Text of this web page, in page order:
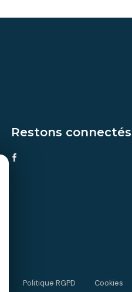
Restons connectés
Politique RGPD Cookies